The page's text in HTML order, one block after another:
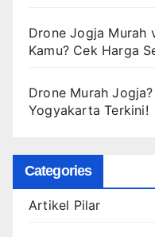
Drone Jogja Murah
Kamu? Cek Harga
Drone Murah
Yogyakarta Terkini!
Categories
Artikel Pilar